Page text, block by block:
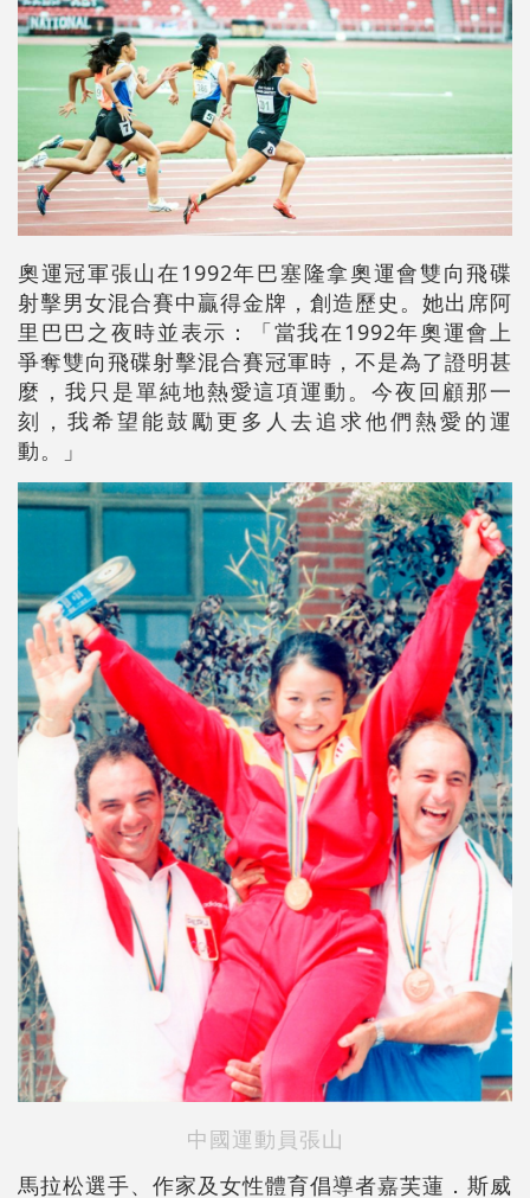
奧運冠軍張山在1992年巴塞隆拿奧運會雙向飛碟
射擊男女混合賽中贏得金牌，創造歷史。她出席阿
里巴巴之夜時並表示：「當我在1992年奧運會上
爭奪雙向飛碟射擊混合賽冠軍時，不是為了證明甚
麼，我只是單純地熱愛這項運動。今夜回顧那一
刻，我希望能鼓勵更多人去追求他們熱愛的運
動。」
中國運動員張山
馬拉松選手、作家及女性體育倡導者嘉芙蓮．斯威